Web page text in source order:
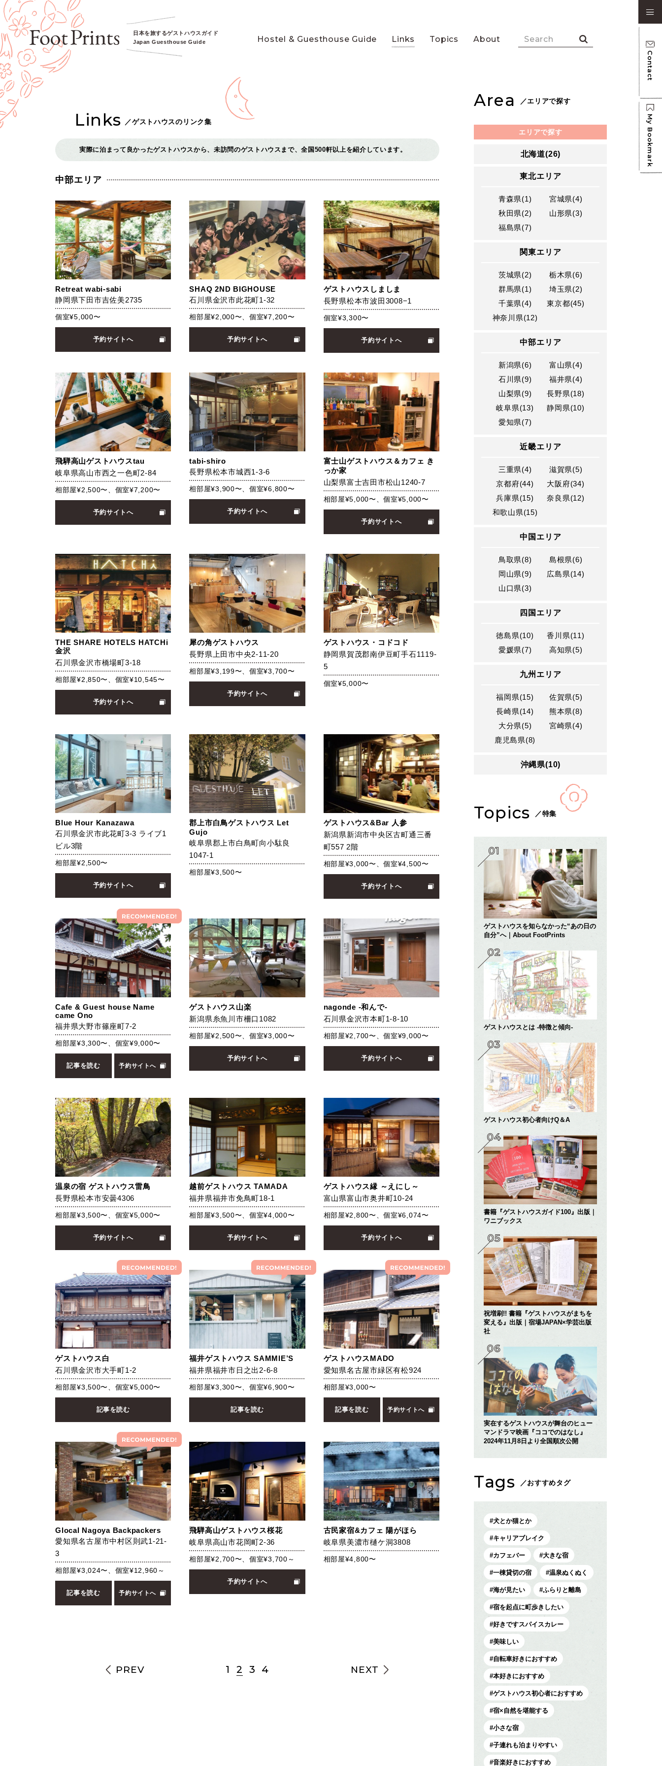
日本を旅するゲストハウスガイド
Japan Guesthouse Guide
Hostel & Guesthouse Guide Links Topics About
Contact
My Bookmark
Links ／ゲストハウスのリンク集
実際に泊まって良かったゲストハウスから、未訪問のゲストハウスまで、全国500軒以上を紹介しています。
中部エリア
Retreat wabi-sabi
静岡県下田市吉佐美2735
個室¥5,000〜
予約サイトへ
SHAQ 2ND BIGHOUSE
石川県金沢市此花町1-32
相部屋¥2,000〜、個室¥7,200〜
予約サイトへ
ゲストハウスしましま
長野県松本市波田3008−1
個室¥3,300〜
予約サイトへ
飛騨高山ゲストハウスtau
岐阜県高山市西之一色町2-84
相部屋¥2,500〜、個室¥7,200〜
予約サイトへ
tabi-shiro
長野県松本市城西1-3-6
相部屋¥3,900〜、個室¥6,800〜
予約サイトへ
富士山ゲストハウス＆カフェ き
っか家
山梨県富士吉田市松山1240-7
相部屋¥5,000〜、個室¥5,000〜
予約サイトへ
THE SHARE HOTELS HATCHi
金沢
石川県金沢市橋場町3-18
相部屋¥2,850〜、個室¥10,545〜
予約サイトへ
犀の角ゲストハウス
長野県上田市中央2-11-20
相部屋¥3,199〜、個室¥3,700〜
予約サイトへ
ゲストハウス・コドコド
静岡県賀茂郡南伊豆町手石1119-
5
個室¥5,000〜
Blue Hour Kanazawa
石川県金沢市此花町3-3 ライブ1
ビル3階
相部屋¥2,500〜
予約サイトへ
郡上市白鳥ゲストハウス Let
Gujo
岐阜県郡上市白鳥町向小駄良
1047-1
相部屋¥3,500〜
ゲストハウス&Bar 人参
新潟県新潟市中央区古町通三番
町557 2階
相部屋¥3,000〜、個室¥4,500〜
予約サイトへ
Cafe & Guest house Name
came Ono
福井県大野市篠座町7-2
相部屋¥3,300〜、個室¥9,000〜
記事を読む 予約サイトへ
ゲストハウス山楽
新潟県糸魚川市柵口1082
相部屋¥2,500〜、個室¥3,000〜
予約サイトへ
nagonde -和んで-
石川県金沢市本町1-8-10
相部屋¥2,700〜、個室¥9,000〜
予約サイトへ
温泉の宿 ゲストハウス雷鳥
長野県松本市安曇4306
相部屋¥3,500〜、個室¥5,000〜
予約サイトへ
越前ゲストハウス TAMADA
福井県福井市免鳥町18-1
相部屋¥3,500〜、個室¥4,000〜
予約サイトへ
ゲストハウス縁 ～えにし～
富山県富山市奥井町10-24
相部屋¥2,800〜、個室¥6,074〜
予約サイトへ
ゲストハウス白
石川県金沢市大手町1-2
相部屋¥3,500〜、個室¥5,000〜
記事を読む
福井ゲストハウス SAMMIE’S
福井県福井市日之出2-6-8
相部屋¥3,300〜、個室¥6,900〜
記事を読む
ゲストハウスMADO
​愛知県名古屋市緑区有松924
相部屋¥3,000〜
記事を読む 予約サイトへ
Glocal Nagoya Backpackers
愛知県名古屋市中村区則武1-21-
3
相部屋¥3,024〜、個室¥12,960～
記事を読む 予約サイトへ
飛騨高山ゲストハウス桜花
岐阜県高山市花岡町2-36
相部屋¥2,700〜、個室¥3,700～
予約サイトへ
古民家宿&カフェ 陽がほら
岐阜県美濃市樋ケ洞3808
相部屋¥4,800〜
PREV 1 2 3 4 NEXT
Area ／エリアで探す
エリアで探す
北海道(26)
東北エリア
青森県(1)
宮城県(4)
秋田県(2)
山形県(3)
福島県(7)
関東エリア
茨城県(2)
栃木県(6)
群馬県(1)
埼玉県(2)
千葉県(4)
東京都(45)
神奈川県(12)
中部エリア
新潟県(6)
富山県(4)
石川県(9)
福井県(4)
山梨県(9)
長野県(18)
岐阜県(13)
静岡県(10)
愛知県(7)
近畿エリア
三重県(4)
滋賀県(5)
京都府(44)
大阪府(34)
兵庫県(15)
奈良県(12)
和歌山県(15)
中国エリア
鳥取県(8)
島根県(6)
岡山県(9)
広島県(14)
山口県(3)
四国エリア
徳島県(10)
香川県(11)
愛媛県(7)
高知県(5)
九州エリア
福岡県(15)
佐賀県(5)
長崎県(14)
熊本県(8)
大分県(5)
宮崎県(4)
鹿児島県(8)
沖縄県(10)
Topics ／特集
ゲストハウスを知らなかった“あの日の
自分”へ｜About FootPrints
ゲストハウスとは -特徴と傾向-
ゲストハウス初心者向けQ＆A
書籍『ゲストハウスガイド100』出版｜
ワニブックス
祝増刷!! 書籍『ゲストハウスがまちを
変える』出版｜宿場JAPAN×学芸出版
社
実在するゲストハウスが舞台のヒュー
マンドラマ映画『ココでのはなし』
2024年11月8日より全国順次公開
Tags ／おすすめタグ
犬とか猫とか
キャリアブレイク
カフェバー 大きな宿
一棟貸切の宿 温泉ぬくぬく
海が見たい ふらりと離島
宿を起点に町歩きしたい
好きですスパイスカレー
美味しい
自転車好きにおすすめ
本好きにおすすめ
ゲストハウス初心者におすすめ
宿×自然を堪能する
小さな宿
子連れも泊まりやすい
音楽好きにおすすめ